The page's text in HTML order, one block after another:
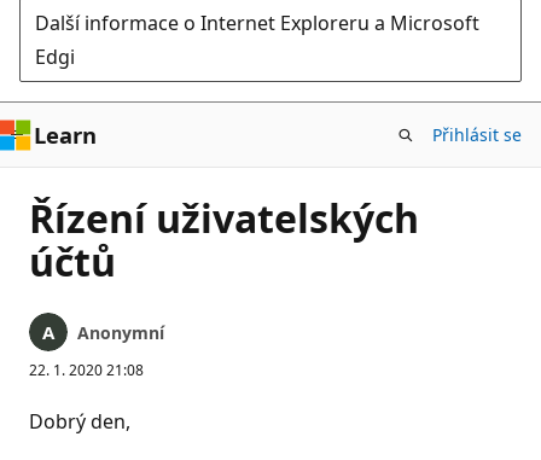
Další informace o Internet Exploreru a Microsoft
Edgi
Learn Přihlásit se
Řízení uživatelských
účtů
Anonymní
22. 1. 2020 21:08
Dobrý den,